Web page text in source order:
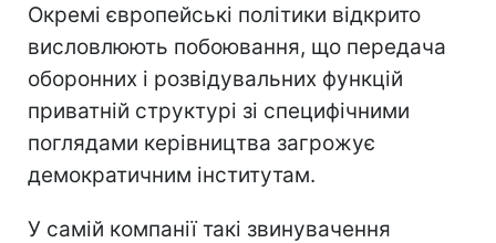
Окремі європейські політики відкрито
висловлюють побоювання, що передача
оборонних і розвідувальних функцій
приватній структурі зі специфічними
поглядами керівництва загрожує
демократичним інститутам.
У самій компанії такі звинувачення